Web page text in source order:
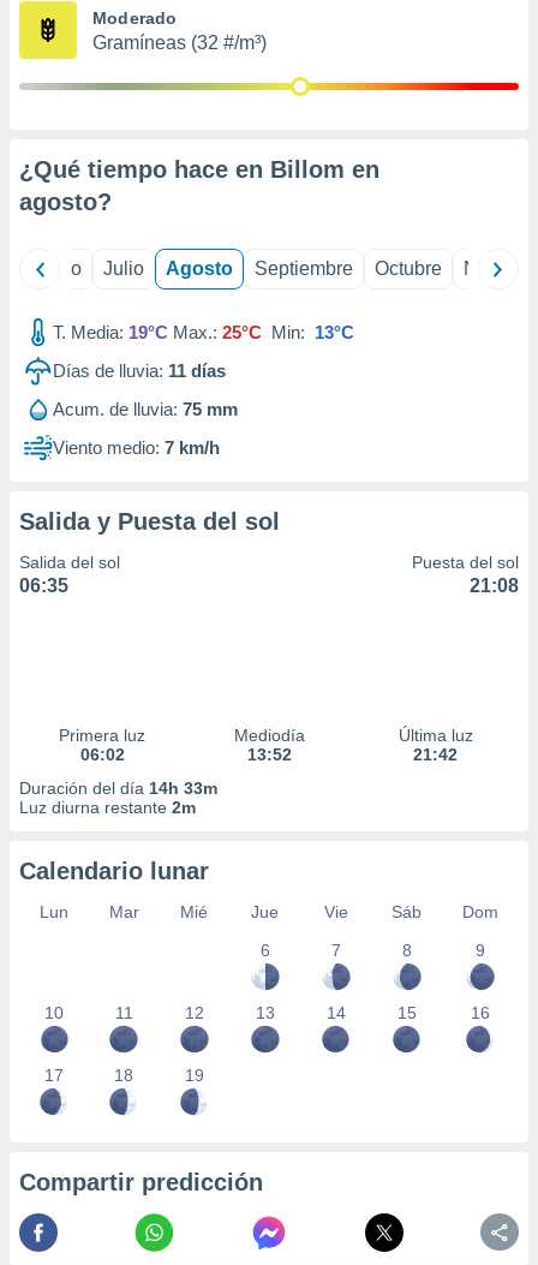
publicidad
1199
Moderado
Gramíneas (32 #/m³)
¿Qué tiempo hace en Billom en
agosto?
Junio Julio Agosto Septiembre Octubre
T. Media: 19°C Max.: 25°C Min: 13°C
Días de lluvia: 11 días
Acum. de lluvia: 75 mm
Viento medio: 7 km/h
Salida y Puesta del sol
Salida del sol
06:35
Puesta del sol
21:08
Primera luz
06:02
Mediodía
13:52
Última luz
21:42
Duración del día 14h 33m
Luz diurna restante 2m
Calendario lunar
Lun Mar Mié Jue Vie Sáb
Dom
6
7 8 9
10 11 12 13 14 15 16
17 18 19
Compartir predicción